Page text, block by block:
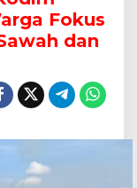
Fokus
dan